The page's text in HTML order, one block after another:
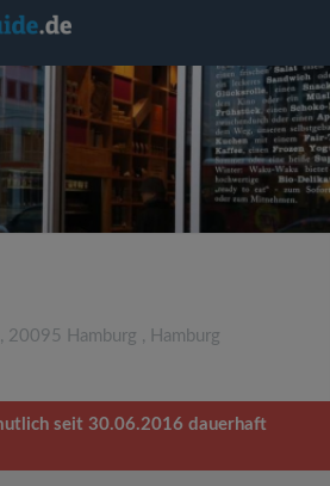
, 20095 Hamburg , Hamburg
seit 30.06.2016 dauerhaft